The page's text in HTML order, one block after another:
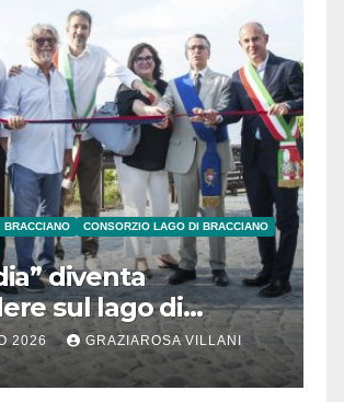
BRACCIANO
CONSORZIO LAGO DI BRACCIANO
diventa
sul lago di
ieri
2026 GRAZIAROSA VILLANI